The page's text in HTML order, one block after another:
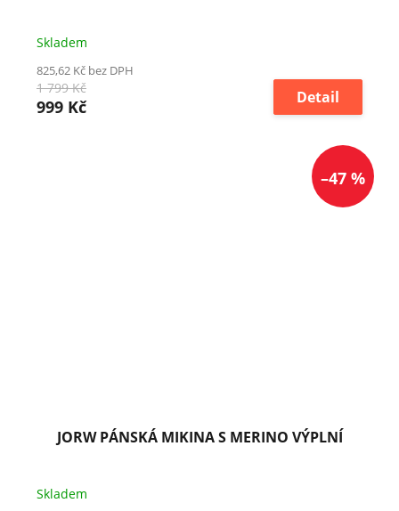
Skladem
825,62 Kč bez DPH
1 799 Kč
999 Kč Detail
–47 %
JORW PÁNSKÁ MIKINA S MERINO VÝPLNÍ
Skladem